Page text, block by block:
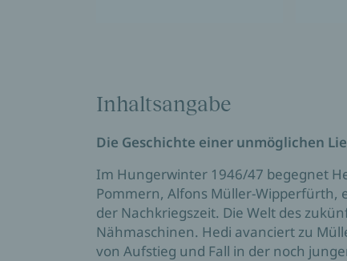
Inhaltsangabe
Die Geschichte einer unmöglichen
Im Hungerwinter 1946/47 begegnet
Pommern, Alfons Müller-Wipperfürth,
der Nachkriegszeit. Die Welt des
Nähmaschinen. Hedi avanciert zu
von Aufstieg und Fall in der noch